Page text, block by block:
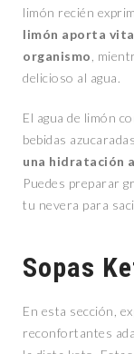
limón recién
limón aporta
organismo ,
delicioso al agua.
El agua de limón
bebidas
una hidratación
Puedes preparar
tu nevera para
Sopas
En esta sección,
reconfortantes